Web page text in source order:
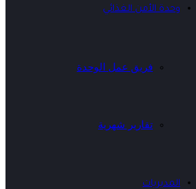
وحدة الأمن الغذائي
فريق عمل الوحدة
تقارير شهرية
المديريات